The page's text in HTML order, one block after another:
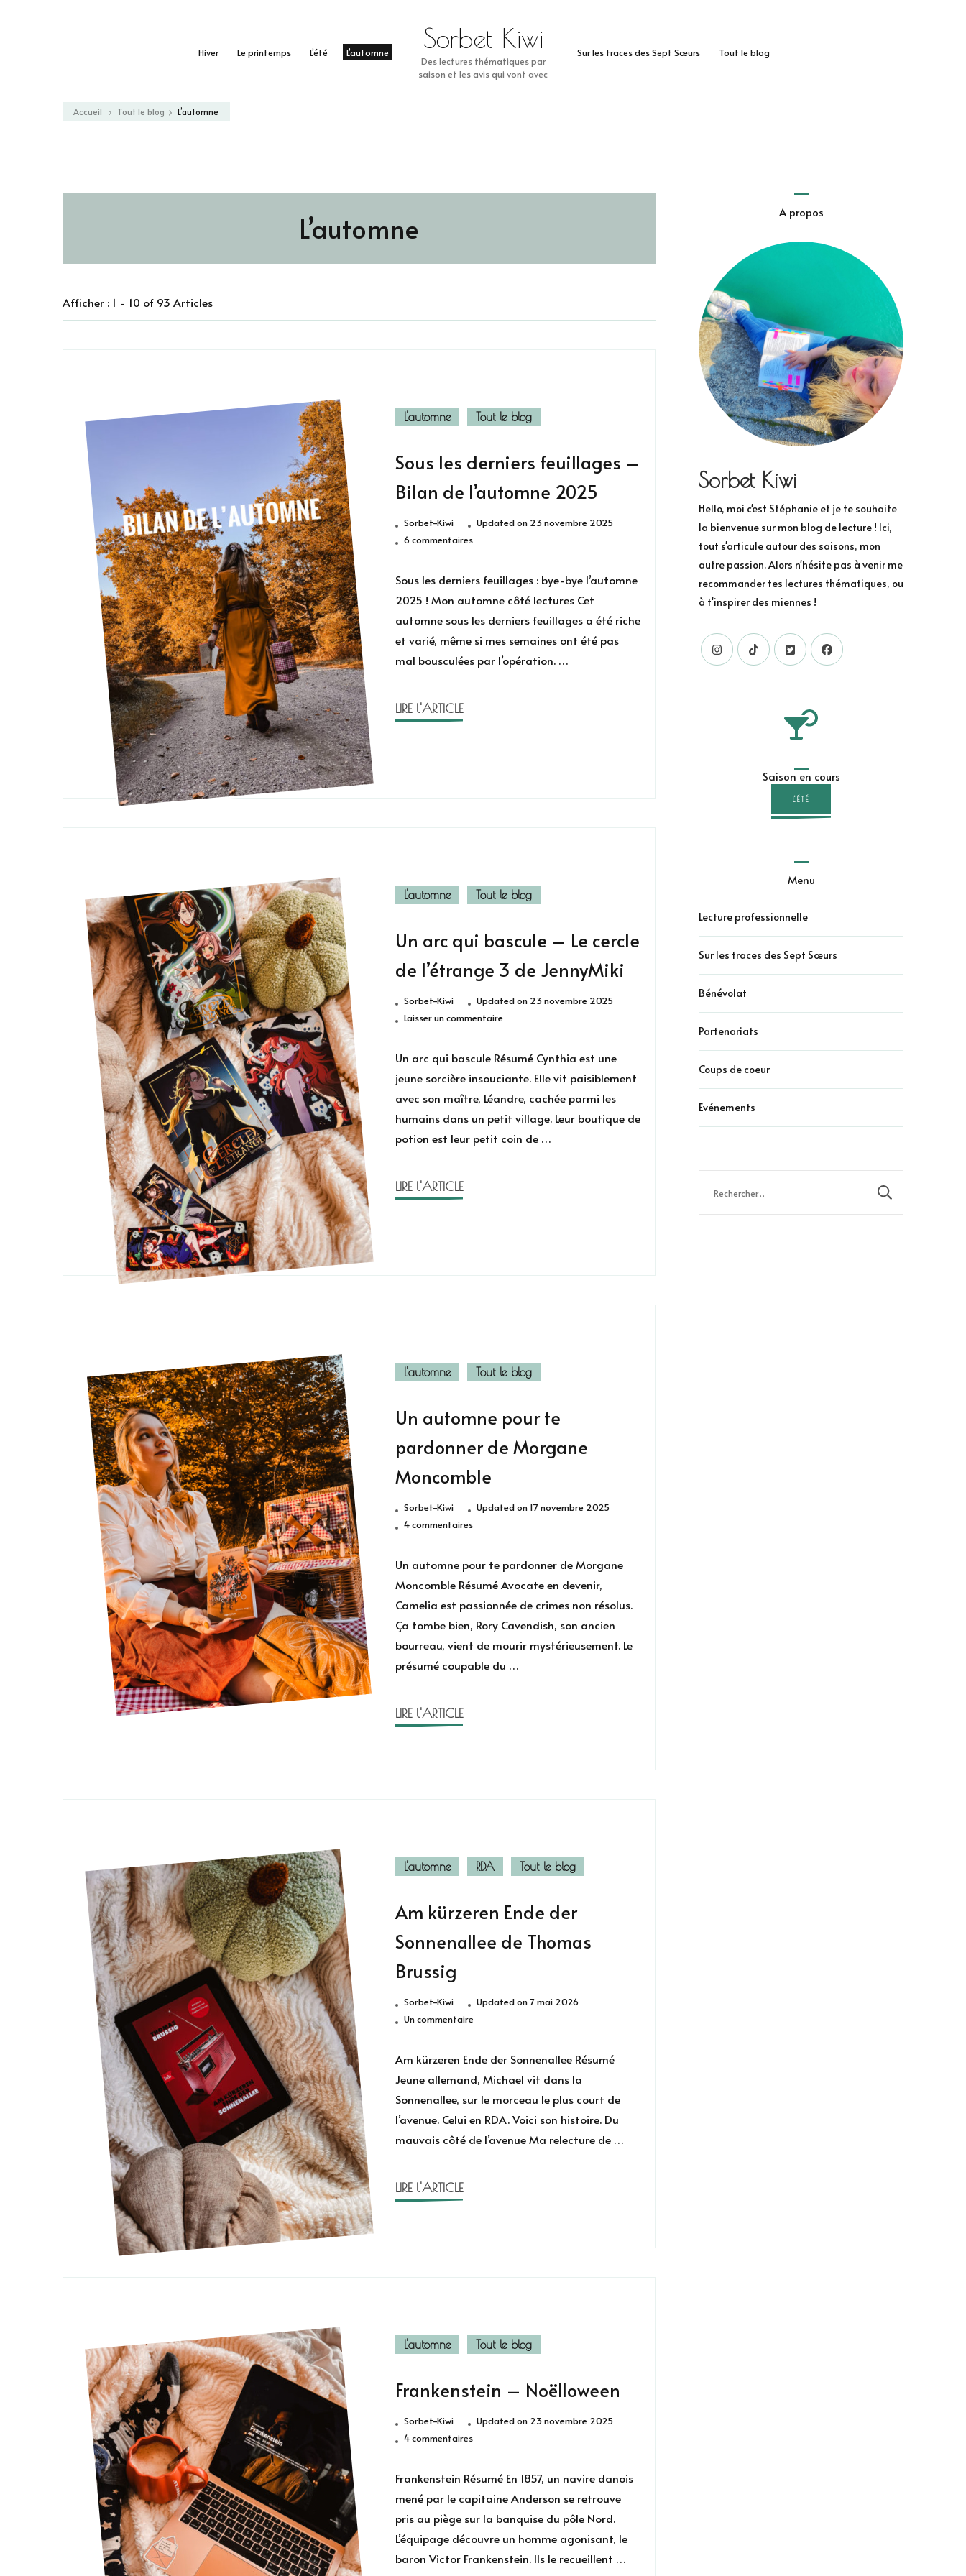
Hiver Le printemps L’été L’automne Sur les traces des Sept Sœurs Tout le blog
Sorbet Kiwi
Des lectures thématiques par
saison et les avis qui vont avec
Accueil Tout le blog L’automne
L’automne
Afficher : 1 - 10 of 93 Articles
L'automne Tout le blog
Sous les derniers feuillages –
Bilan de l’automne 2025
Sorbet-Kiwi Updated on 23 novembre 2025
6 commentairessur
feuillages
–
Bilan
de
Sous les derniers feuillages : bye-bye l’automne
2025 ! Mon automne côté lectures Cet
automne sous les derniers feuillages a été riche
et varié, même si mes semaines ont été pas
mal bousculées par l’opération. …
LIRE l'ARTICLE
L'automne Tout le blog
Un arc qui bascule – Le cercle
de l’étrange 3 de JennyMiki
Sorbet-Kiwi Updated on 23 novembre 2025
Laisser un commentairesur
arc
bascule
–
Le
cercle
Un arc qui bascule Résumé Cynthia est une
jeune sorcière insouciante. Elle vit paisiblement
avec son maître, Léandre, cachée parmi les
humains dans un petit village. Leur boutique de
potion est leur petit coin de …
LIRE l'ARTICLE
L'automne Tout le blog
Un automne pour te
pardonner de Morgane
Moncomble
Sorbet-Kiwi Updated on 17 novembre 2025
4 commentairessur
te
pardonner
de
Morgane
Moncomble
Un automne pour te pardonner de Morgane
Moncomble Résumé Avocate en devenir,
Camelia est passionnée de crimes non résolus.
Ça tombe bien, Rory Cavendish, son ancien
bourreau, vient de mourir mystérieusement. Le
présumé coupable du …
LIRE l'ARTICLE
L'automne RDA Tout le blog
Am kürzeren Ende der
Sonnenallee de Thomas
Brussig
Sorbet-Kiwi Updated on7 mai 2026
Un commentairesur
kürzeren
der
Sonnenallee
de
Thomas
Am kürzeren Ende der Sonnenallee Résumé
Jeune allemand, Michael vit dans la
Sonnenallee, sur le morceau le plus court de
l’avenue. Celui en RDA. Voici son histoire. Du
mauvais côté de l’avenue Ma relecture de …
LIRE l'ARTICLE
L'automne Tout le blog
Frankenstein – Noëlloween
Sorbet-Kiwi Updated on 23 novembre 2025
4 commentairessur
–
Frankenstein Résumé En 1857, un navire danois
mené par le capitaine Anderson se retrouve
pris au piège sur la banquise du pôle Nord.
L’équipage découvre un homme agonisant, le
baron Victor Frankenstein. Ils le recueillent …
A propos
Sorbet Kiwi
Hello, moi c'est Stéphanie et je te souhaite
la bienvenue sur mon blog de lecture ! Ici,
tout s'articule autour des saisons, mon
autre passion. Alors n'hésite pas à venir me
recommander tes lectures thématiques, ou
à t'inspirer des miennes !
Saison en cours
L'ÉTÉ
Menu
Lecture professionnelle
Sur les traces des Sept Sœurs
Bénévolat
Partenariats
Coups de coeur
Evénements